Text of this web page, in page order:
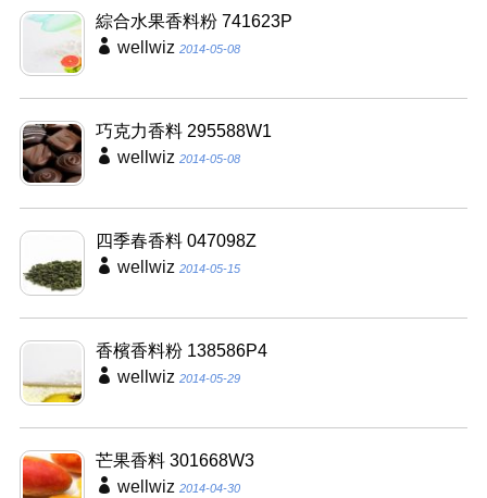
綜合水果香料粉 741623P
wellwiz 2014-05-08
巧克力香料 295588W1
wellwiz 2014-05-08
四季春香料 047098Z
wellwiz 2014-05-15
香檳香料粉 138586P4
wellwiz 2014-05-29
芒果香料 301668W3
wellwiz 2014-04-30